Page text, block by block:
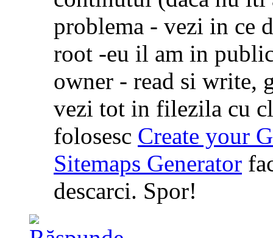
problema - vezi in ce
root -eu il am in
owner - read si write,
vezi tot in filezila cu
folosesc Create your
Sitemaps Generator
descarci. Spor!